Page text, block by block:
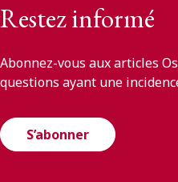
Restez informé
Abonnez-vous aux articles
questions ayant une
S’abonner